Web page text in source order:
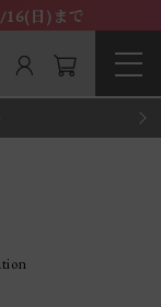
16(日)まで